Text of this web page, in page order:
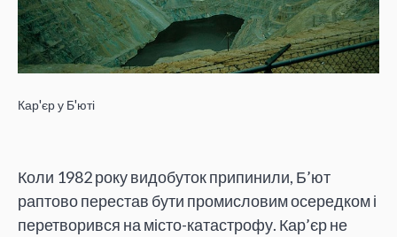
Кар'єр у Б'юті
Коли 1982 року видобуток припинили, Б’ют
раптово перестав бути промисловим осередком і
перетворився на місто-катастрофу. Кар’єр не